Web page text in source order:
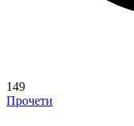
149
Прочети